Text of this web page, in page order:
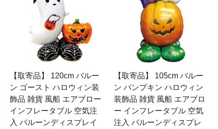
【取寄品】 120cm バルー
ン ゴースト ハロウィン装
飾品 雑貨 風船 エアブロー
インフレータブル 空気注
入 バルーンディスプレイ
【取寄品】 105cm バルー
ン パンプキン ハロウィン
装飾品 雑貨 風船 エアブロ
ー インフレータブル 空気
注入 バルーンディスプレ